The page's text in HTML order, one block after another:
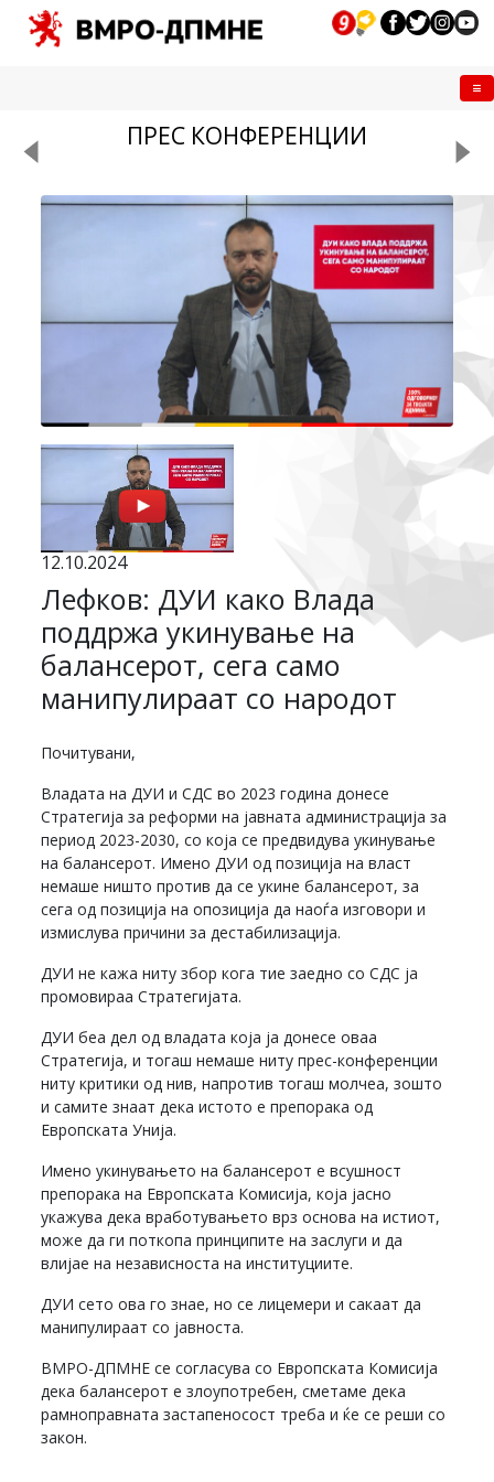
ПРЕС КОНФЕРЕНЦИИ
12.10.2024
Лефков: ДУИ како Влада
поддржа укинување на
балансерот, сега само
манипулираат со народот
Почитувани,
Владата на ДУИ и СДС во 2023 година донесе
Стратегија за реформи на јавната администрација за
период 2023-2030, со која се предвидува укинување
на балансерот. Имено ДУИ од позиција на власт
немаше ништо против да се укине балансерот, за
сега од позиција на опозиција да наоѓа изговори и
измислува причини за дестабилизација.
ДУИ не кажа ниту збор кога тие заедно со СДС ја
промовираа Стратегијата.
ДУИ беа дел од владата која ја донесе оваа
Стратегија, и тогаш немаше ниту прес-конференции
ниту критики од нив, напротив тогаш молчеа, зошто
и самите знаат дека истото е препорака од
Европската Унија.
Имено укинувањето на балансерот е всушност
препорака на Европската Комисија, која јасно
укажува дека вработувањето врз основа на истиот,
може да ги поткопа принципите на заслуги и да
влијае на независноста на институциите.
ДУИ сето ова го знае, но се лицемери и сакаат да
манипулираат со јавноста.
ВМРО-ДПМНЕ се согласува со Европската Комисија
дека балансерот е злоупотребен, сметаме дека
рамноправната застапеносост треба и ќе се реши со
закон.